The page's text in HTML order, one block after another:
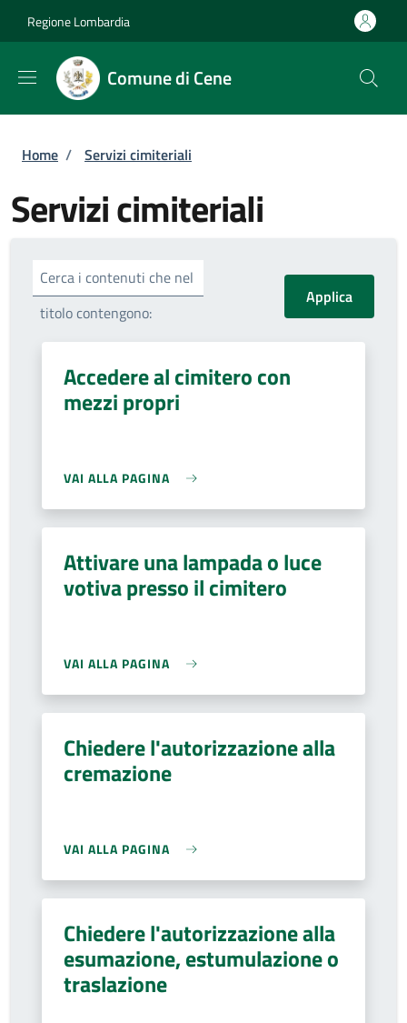
Regione Lombardia
Comune di Cene
Briciole di pane
Home / Servizi cimiteriali
Servizi cimiteriali
Cerca i contenuti che nel
titolo contengono:
Accedere al cimitero con
mezzi propri
VAI ALLA PAGINA
Attivare una lampada o luce
votiva presso il cimitero
VAI ALLA PAGINA
Chiedere l'autorizzazione alla
cremazione
VAI ALLA PAGINA
Chiedere l'autorizzazione alla
esumazione, estumulazione o
traslazione